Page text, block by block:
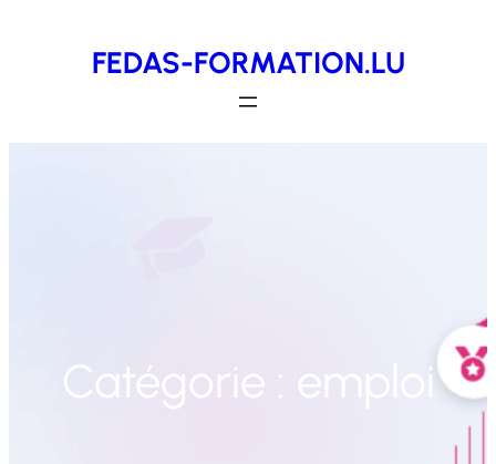
FEDAS-FORMATION.LU
Catégorie : emploi